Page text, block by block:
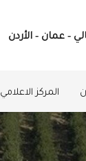
- عمان - الأردن
المركز الاعلامي